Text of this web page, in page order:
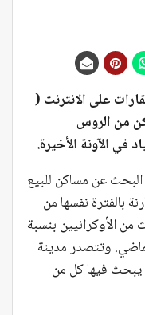
على الانترنت (
من الروس
في الآونة الأخيرة.
البحث عن مساكن للبيع
بنسبة 51 % مقارنة بالفترة نفسها من
من الأوكرانيين بنسبة
وتتصدر مدينة
يبحث فيها كل من